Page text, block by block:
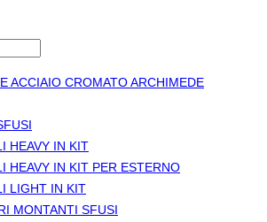
ACCIAIO CROMATO ARCHIMEDE
HEAVY IN KIT
HEAVY IN KIT PER ESTERNO
LIGHT IN KIT
MONTANTI SFUSI